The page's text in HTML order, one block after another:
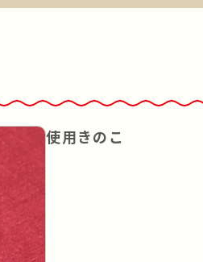
レンジ調理
条件検索
使用きのこ